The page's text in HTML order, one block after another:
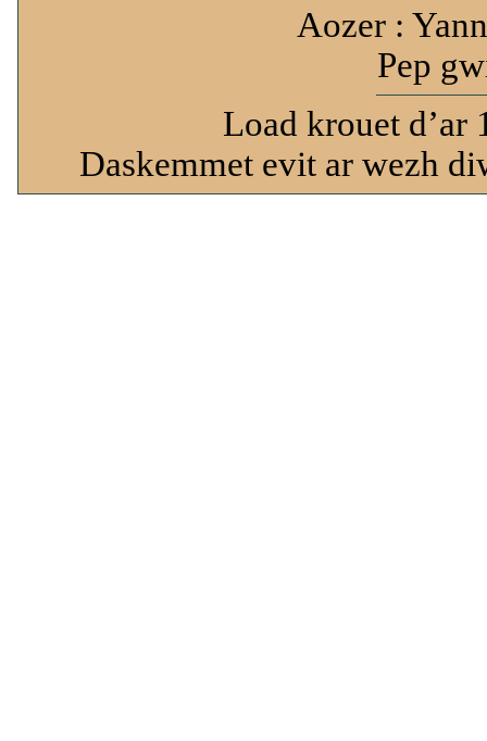
Aozer :
Pep
Load krouet d’ar
Daskemmet evit ar wezh